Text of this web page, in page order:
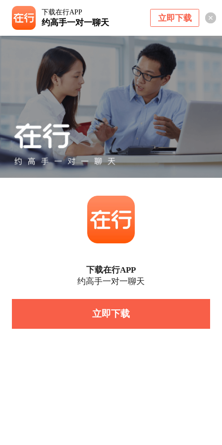
下载在行APP
约高手一对一聊天 立即下载
下载在行APP
约高手一对一聊天
立即下载